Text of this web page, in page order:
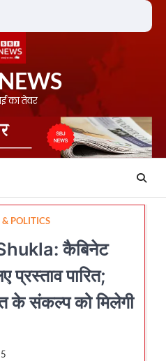
का तेवर
POLITICS
कैबिनेट
पारित;
के संकल्प को मिलेगी